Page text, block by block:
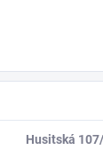
Husitská